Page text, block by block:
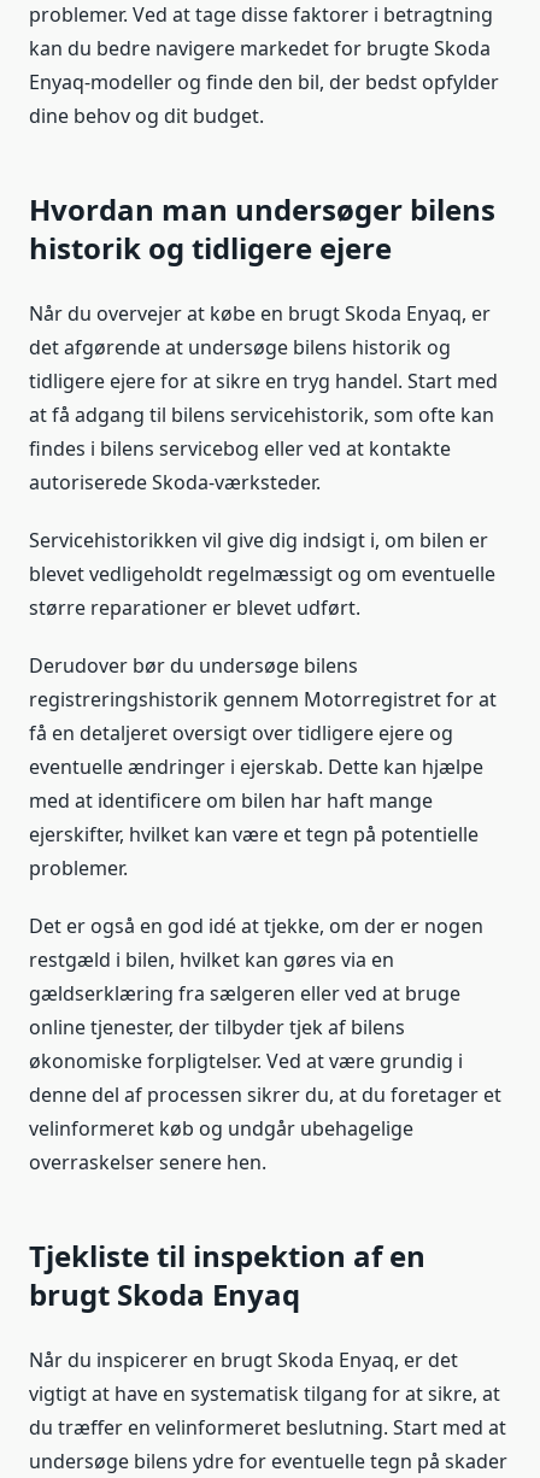
problemer. Ved at tage disse faktorer i betragtning
kan du bedre navigere markedet for brugte Skoda
Enyaq-modeller og finde den bil, der bedst opfylder
dine behov og dit budget.
Hvordan man undersøger bilens
historik og tidligere ejere
Når du overvejer at købe en brugt Skoda Enyaq, er
det afgørende at undersøge bilens historik og
tidligere ejere for at sikre en tryg handel. Start med
at få adgang til bilens servicehistorik, som ofte kan
findes i bilens servicebog eller ved at kontakte
autoriserede Skoda-værksteder.
Servicehistorikken vil give dig indsigt i, om bilen er
blevet vedligeholdt regelmæssigt og om eventuelle
større reparationer er blevet udført.
Derudover bør du undersøge bilens
registreringshistorik gennem Motorregistret for at
få en detaljeret oversigt over tidligere ejere og
eventuelle ændringer i ejerskab. Dette kan hjælpe
med at identificere om bilen har haft mange
ejerskifter, hvilket kan være et tegn på potentielle
problemer.
Det er også en god idé at tjekke, om der er nogen
restgæld i bilen, hvilket kan gøres via en
gældserklæring fra sælgeren eller ved at bruge
online tjenester, der tilbyder tjek af bilens
økonomiske forpligtelser. Ved at være grundig i
denne del af processen sikrer du, at du foretager et
velinformeret køb og undgår ubehagelige
overraskelser senere hen.
Tjekliste til inspektion af en
brugt Skoda Enyaq
Når du inspicerer en brugt Skoda Enyaq, er det
vigtigt at have en systematisk tilgang for at sikre, at
du træffer en velinformeret beslutning. Start med at
undersøge bilens ydre for eventuelle tegn på skader